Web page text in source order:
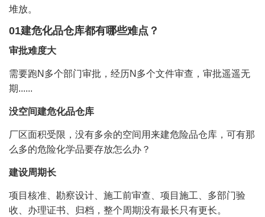
堆放。
01建危化品仓库都有哪些难点？
审批难度大
需要跑N多个部门审批，经历N多个文件审查，审批遥遥无
期......
没空间建危化品仓库
厂区面积受限，没有多余的空间用来建危险品仓库，可有那
么多的危险化学品要存放怎么办？
建设周期长
项目核准、勘察设计、施工前审查、项目施工、多部门验
收、办理证书、归档，整个周期没有最长只有更长。